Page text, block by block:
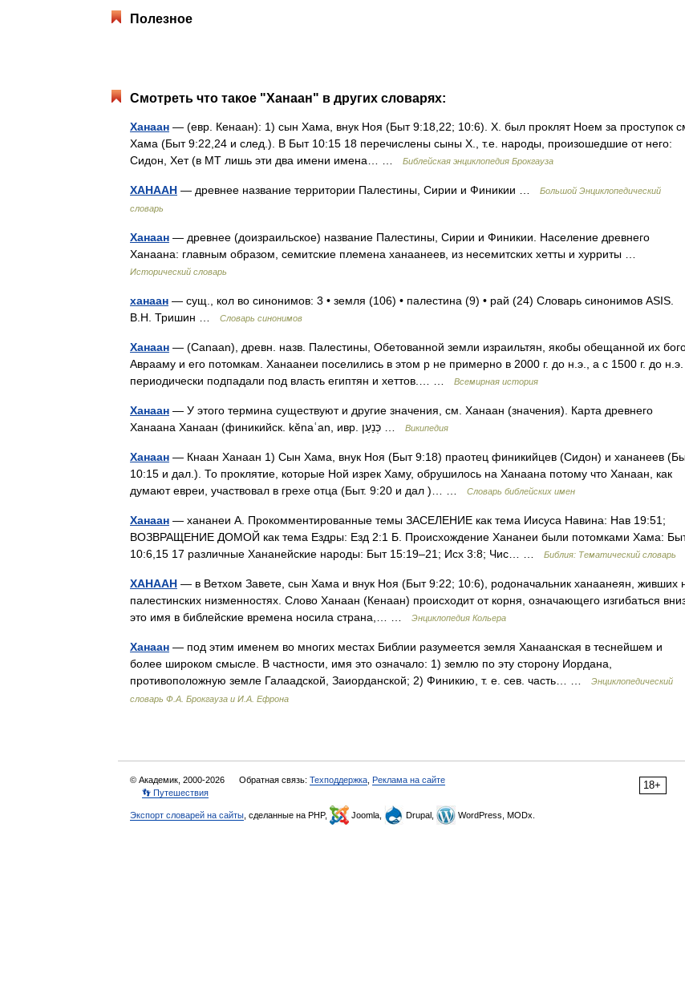
Полезное
Смотреть что такое "Ханаан" в других словарях:
Ханаан — (евр. Кенаан): 1) сын Хама, внук Ноя (Быт 9:18,22; 10:6). Х. был проклят Ноем за проступок
Хама (Быт 9:22,24 и след.). В Быт 10:15 18 перечислены сыны Х., т.е. народы, произошедшие от него:
Сидон, Хет (в МТ лишь эти два имени имена… …
Библейская энциклопедия Брокгауза
ХАНААН — древнее название территории Палестины, Сирии и Финикии …
Большой Энциклопедический
словарь
Ханаан — древнее (доизраильское) название Палестины, Сирии и Финикии. Население древнего
Ханаана: главным образом, семитские племена ханаанеев, из несемитских хетты и хурриты …
Исторический словарь
ханаан — сущ., кол во синонимов: 3 • земля (106) • палестина (9) • рай (24) Словарь синонимов ASIS.
В.Н. Тришин …
Словарь синонимов
Ханаан — (Canaan), древн. назв. Палестины, Обетованной земли израильтян, якобы обещанной их
Аврааму и его потомкам. Ханаанеи поселились в этом р не примерно в 2000 г. до н.э., а с 1500 г. до н.э.
периодически подпадали под власть египтян и хеттов.… …
Всемирная история
Ханаан — У этого термина существуют и другие значения, см. Ханаан (значения). Карта древнего
Википедия
Ханаан — Кнаан Ханаан 1) Сын Хама, внук Ноя (Быт 9:18) праотец финикийцев (Сидон) и хананеев
10:15 и дал.). То проклятие, которые Ной изрек Хаму, обрушилось на Ханаана потому что Ханаан, как
думают евреи, участвовал в грехе отца (Быт. 9:20 и дал )… …
Словарь библейских имен
Ханаан — хананеи А. Прокомментированные темы ЗАСЕЛЕНИЕ как тема Иисуса Навина: Нав 19:51;
ВОЗВРАЩЕНИЕ ДОМОЙ как тема Ездры: Езд 2:1 Б. Происхождение Хананеи были потомками Хама:
10:6,15 17 различные Хананейские народы: Быт 15:19–21; Исх 3:8; Чис… …
Библия: Тематический словарь
ХАНААН — в Ветхом Завете, сын Хама и внук Ноя (Быт 9:22; 10:6), родоначальник ханаанеян, живших
палестинских низменностях. Слово Ханаан (Кенаан) происходит от корня, означающего изгибаться
это имя в библейские времена носила страна,… …
Энциклопедия Кольера
Ханаан — под этим именем во многих местах Библии разумеется земля Ханаанская в теснейшем и
более широком смысле. В частности, имя это означало: 1) землю по эту сторону Иордана,
противоположную земле Галаадской, Заиорданской; 2) Финикию, т. е. сев. часть… …
Энциклопедический
словарь Ф.А. Брокгауза и И.А. Ефрона
18+
© Академик, 2000-2026 Обратная связь: Техподдержка Реклама на сайте
👣 Путешествия
Экспорт словарей на сайты , сделанные на PHP, Joomla, Drupal, WordPress, MODx.